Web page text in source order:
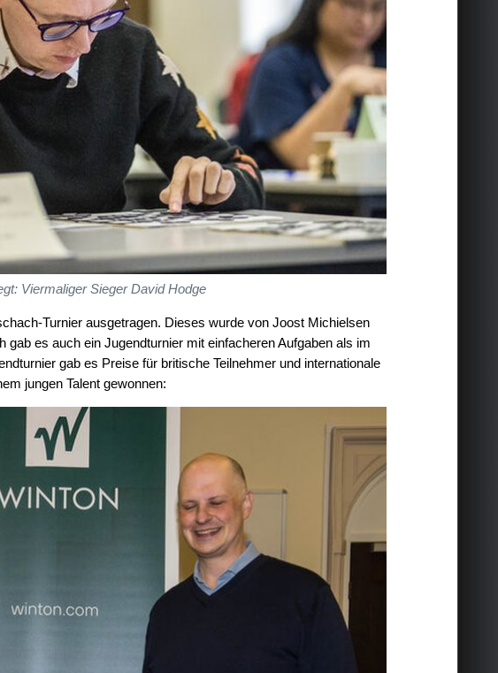
Viermaliger Sieger David Hodge
Turnier ausgetragen. Dieses wurde von Joost Michielsen
gab es auch ein Jugendturnier mit einfacheren Aufgaben als im
gab es Preise für britische Teilnehmer und internationale
jungen Talent gewonnen: